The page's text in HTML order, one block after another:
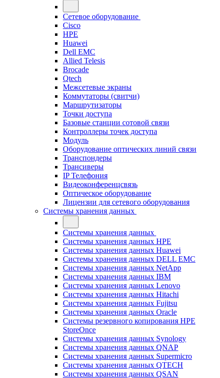
Сетевое оборудование
Cisco
HPE
Huawei
Dell EMC
Allied Telesis
Brocade
Qtech
Межсетевые экраны
Коммутаторы (свитчи)
Маршрутизаторы
Точки доступа
Базовые станции сотовой связи
Контроллеры точек доступа
Модуль
Оборудование оптических линий связи
Транспондеры
Трансиверы
IP Телефония
Видеоконференцсвязь
Оптическое оборудование
Лицензии для сетевого оборудования
Системы хранения данных
Системы хранения данных
Системы хранения данных HPE
Системы хранения данных Huawei
Системы хранения данных DELL EMC
Cистемы хранения данных NetApp
Системы хранения данных IBM
Системы хранения данных Lenovo
Системы хранения данных Hitachi
Системы хранения данных Fujitsu
Системы хранения данных Oracle
Системы резервного копирования HPE
StoreOnce
Системы хранения данных Synology
Системы хранения данных QNAP
Системы хранения данных Supermicro
Системы хранения данных QTECH
Системы хранения данных QSAN